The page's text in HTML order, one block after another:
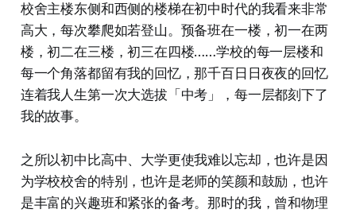
校舍主楼东侧和西侧的楼梯在初中时代的我看来非常
高大，每次攀爬如若登山。预备班在一楼，初一在两
楼，初二在三楼，初三在四楼……学校的每一层楼和
每一个角落都留有我的回忆，那千百日日夜夜的回忆
连着我人生第一次大选拔「中考」，每一层都刻下了
我的故事。
之所以初中比高中、大学更使我难以忘却，也许是因
为学校校舍的特别，也许是老师的笑颜和鼓励，也许
是丰富的兴趣班和紧张的备考。那时的我，曾和物理